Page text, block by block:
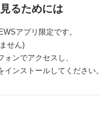
るためには
アプリ限定です。
せん)
ンでアクセスし、
ンストールしてください。